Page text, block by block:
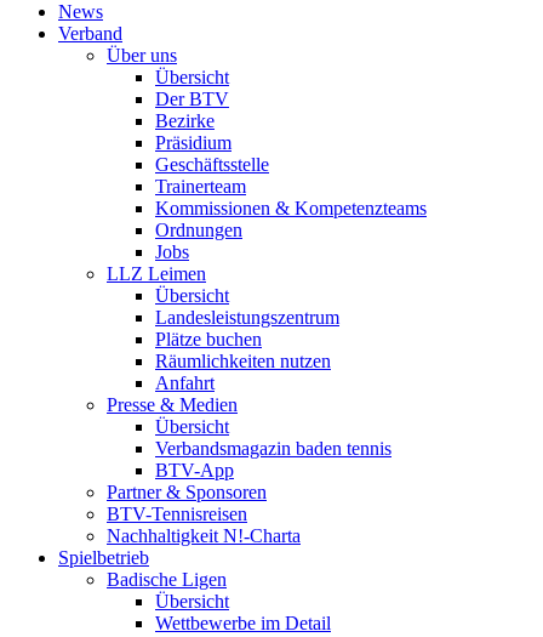
News
Verband
Über uns
Übersicht
Der BTV
Bezirke
Präsidium
Geschäftsstelle
Trainerteam
Kommissionen & Kompetenzteams
Ordnungen
Jobs
LLZ Leimen
Übersicht
Landesleistungszentrum
Plätze buchen
Räumlichkeiten nutzen
Anfahrt
Presse & Medien
Übersicht
Verbandsmagazin baden tennis
BTV-App
Partner & Sponsoren
BTV-Tennisreisen
Nachhaltigkeit N!-Charta
Spielbetrieb
Badische Ligen
Übersicht
Wettbewerbe im Detail